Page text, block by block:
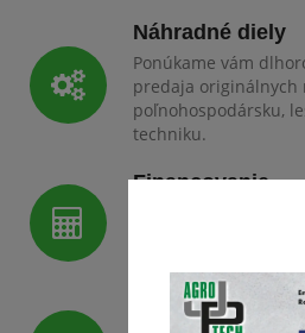
Náhradné diely
Ponúkame vám
predaja originálnych
poľnohospodársku,
techniku.
Financovanie
Pomôžeme vám
Záručný a